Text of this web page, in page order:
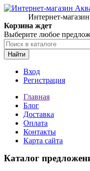
Интернет-
Корзина ждет
Выберите любое
Найти
Вход
Регистрация
Главная
Блог
Доставка
Оплата
Контакты
Карта сайта
Каталог